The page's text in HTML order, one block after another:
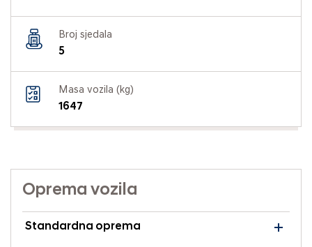
Broj sjedala
5
Masa vozila (kg)
1647
Oprema vozila
Standardna oprema